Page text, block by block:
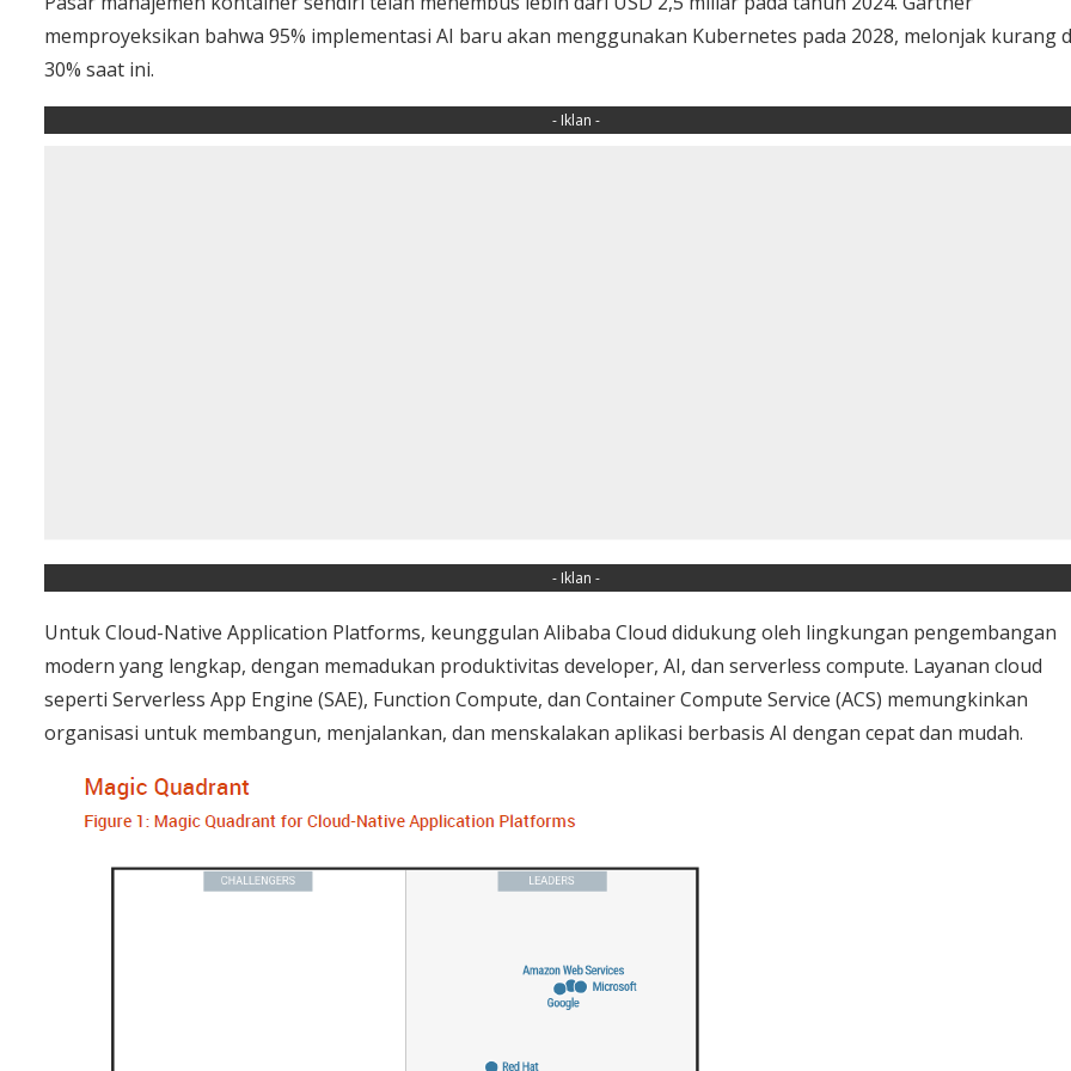
memproyeksikan bahwa 95% implementasi AI baru akan menggunakan Kubernetes pada 2028, melonjak kurang
30% saat ini.
- Iklan -
- Iklan -
Untuk Cloud-Native Application Platforms, keunggulan Alibaba Cloud didukung oleh lingkungan pengembangan
modern yang lengkap, dengan memadukan produktivitas developer, AI, dan serverless compute. Layanan cloud
seperti Serverless App Engine (SAE), Function Compute, dan Container Compute Service (ACS) memungkinkan
organisasi untuk membangun, menjalankan, dan menskalakan aplikasi berbasis AI dengan cepat dan mudah.